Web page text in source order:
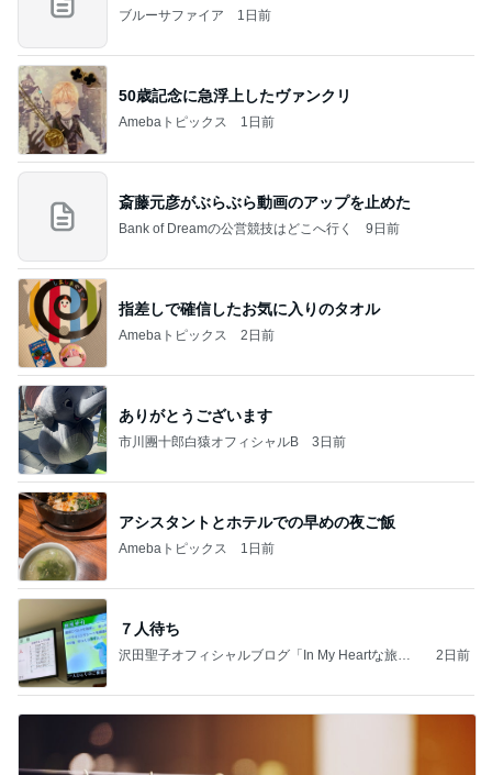
ブルーサファイア 1日前
50歳記念に急浮上したヴァンクリ
Amebaトピックス 1日前
斎藤元彦がぶらぶら動画のアップを止めた
Bank of Dreamの公営競技はどこへ行く 9日前
指差しで確信したお気に入りのタオル
Amebaトピックス 2日前
ありがとうございます
市川團十郎白猿オフィシャルB 3日前
アシスタントとホテルでの早めの夜ご飯
Amebaトピックス 1日前
７人待ち
沢田聖子オフィシャルブログ「In My Heartな旅日
2日前